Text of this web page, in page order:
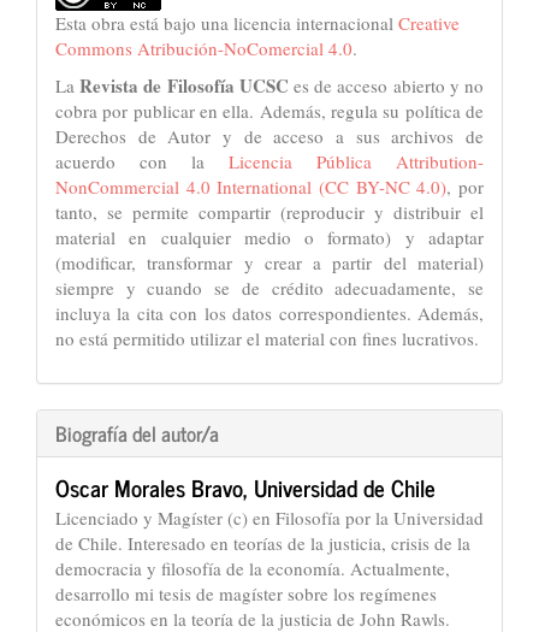
Esta obra está bajo una licencia internacional Creative
Commons Atribución-NoComercial 4.0.
LaRevista de Filosofía UCSC es de acceso abierto y no
cobra por publicar en ella. Además, regula su política de
Derechos de Autor y de acceso a sus archivos de
acuerdo con la Licencia Pública Attribution-
NonCommercial 4.0 International (CC BY-NC 4.0), por
tanto, se permite compartir (reproducir y distribuir el
material en cualquier medio o formato) y adaptar
(modificar, transformar y crear a partir del material)
siempre y cuando se de crédito adecuadamente, se
incluya la cita con los datos correspondientes. Además,
no está permitido utilizar el material con fines lucrativos.
Biografía del autor/a
Oscar Morales Bravo, Universidad de Chile
Licenciado y Magíster (c) en Filosofía por la Universidad
de Chile. Interesado en teorías de la justicia, crisis de la
democracia y filosofía de la economía. Actualmente,
desarrollo mi tesis de magíster sobre los regímenes
económicos en la teoría de la justicia de John Rawls.